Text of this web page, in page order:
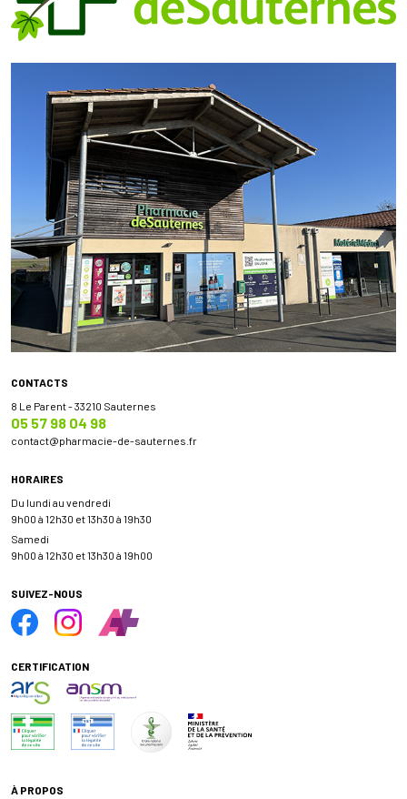
CONTACTS
8 Le Parent - 33210 Sauternes
05 57 98 04 98
contact@pharmacie-de-sauternes.fr
HORAIRES
Du lundi au vendredi
9h00 à 12h30 et 13h30 à 19h30
Samedi
9h00 à 12h30 et 13h30 à 19h00
SUIVEZ-NOUS
CERTIFICATION
À PROPOS